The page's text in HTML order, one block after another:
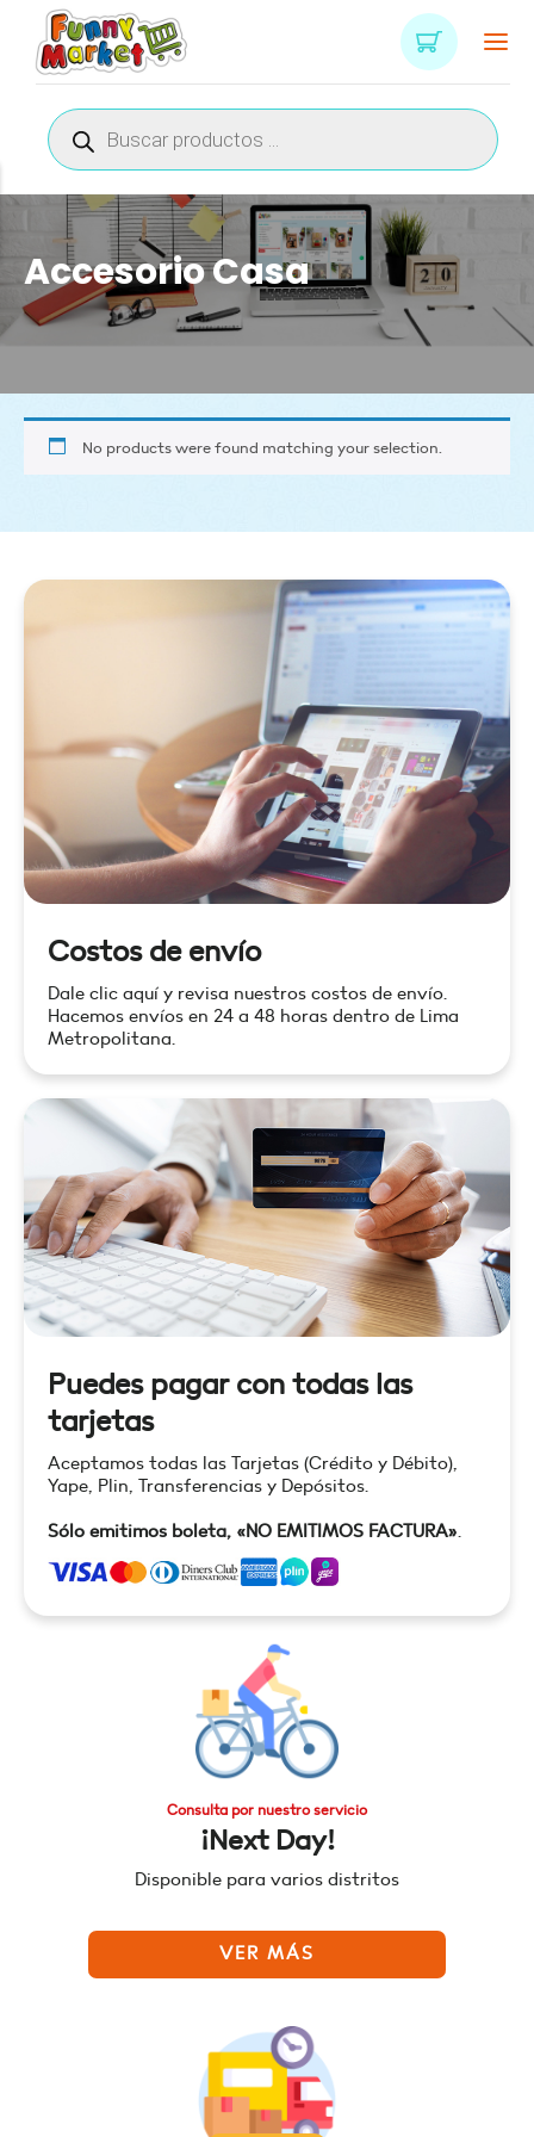
Búsqueda
de
productos
Accesorio Casa
No products were found matching your selection.
Costos de envío
Dale clic aquí y revisa nuestros costos de envío.
Hacemos envíos en 24 a 48 horas dentro de Lima
Metropolitana.
Puedes pagar con todas las
tarjetas
Aceptamos todas las Tarjetas (Crédito y Débito),
Yape, Plin, Transferencias y Depósitos.
Sólo emitimos boleta, «NO EMITIMOS FACTURA».
Consulta por nuestro servicio
¡Next Day!
Disponible para varios distritos
VER MÁS